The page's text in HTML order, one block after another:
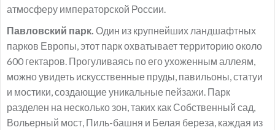
атмосферу императорской России.
Павловский парк. Один из крупнейших ландшафтных
парков Европы, этот парк охватывает территорию около
600 гектаров. Прогуливаясь по его ухоженным аллеям,
можно увидеть искусственные пруды, павильоны, статуи
и мостики, создающие уникальные пейзажи. Парк
разделен на несколько зон, таких как Собственный сад,
Вольерный мост, Пиль-башня и Белая береза, каждая из